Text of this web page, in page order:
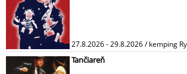
27.8.2026 - 29.8.2026 / kemping
Tančiareň